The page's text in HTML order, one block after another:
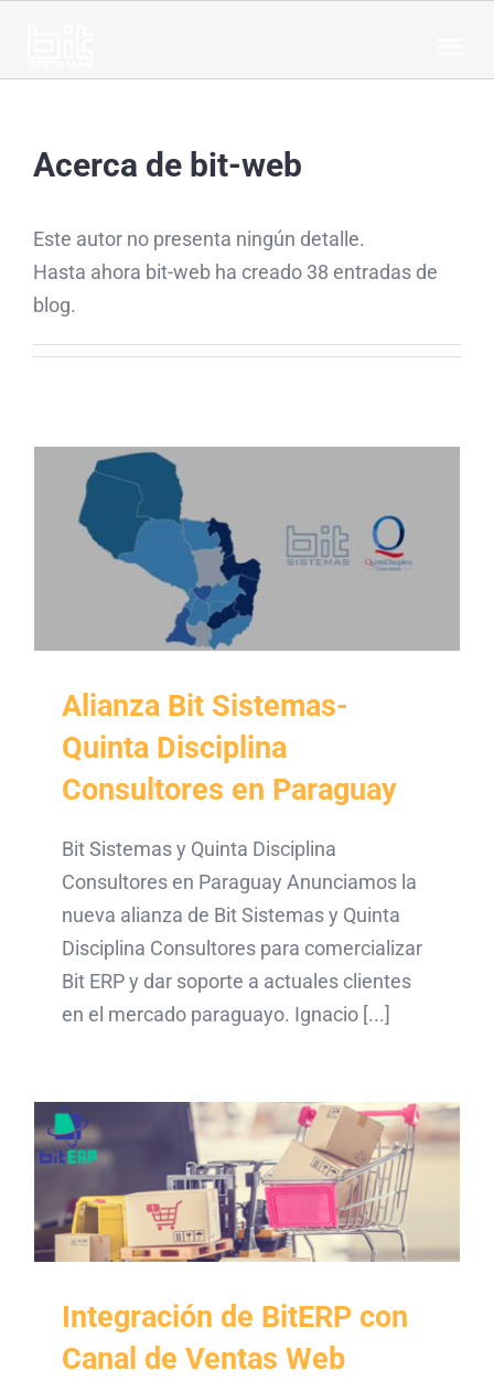
contenido
Industria
Servicios
NOTICIAS
CARRERAS
CONTACTO
Acerca de bit-web
Este autor no presenta ningún detalle.
Hasta ahora bit-web ha creado 38 entradas de
blog.
Alianza Bit Sistemas-
Quinta Disciplina
Consultores en Paraguay
Bit Sistemas y Quinta Disciplina
Consultores en Paraguay Anunciamos la
nueva alianza de Bit Sistemas y Quinta
Disciplina Consultores para comercializar
Bit ERP y dar soporte a actuales clientes
en el mercado paraguayo. Ignacio [...]
Integración de BitERP con
Canal de Ventas Web